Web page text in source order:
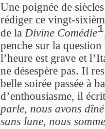
Une poignée de
rédiger ce vingt-
de la Divine Comédie1
penche sur la
l’heure est grave et
ne désespère pas. Il
belle soirée passée à
d’enthousiasme, il
parle, nous avons
sans lune, nous